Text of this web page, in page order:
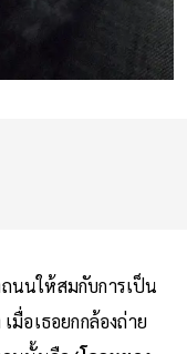
นนให้สมกับการเป็น
มื่อเธอยกกล้องถ่าย